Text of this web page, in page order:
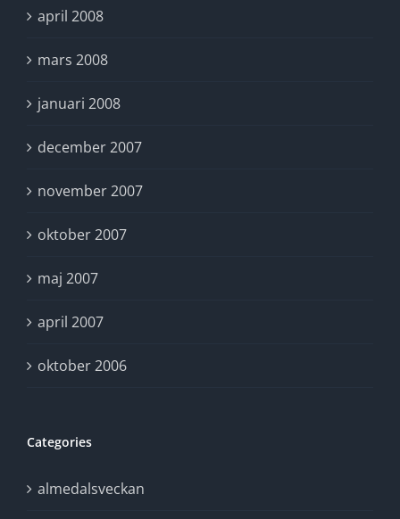
april 2008
mars 2008
januari 2008
december 2007
november 2007
oktober 2007
maj 2007
april 2007
oktober 2006
Categories
almedalsveckan